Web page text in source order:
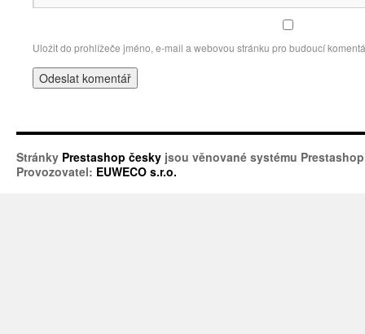
Uložit do prohlížeče jméno, e-mail a webovou stránku pro budoucí
Stránky Prestashop česky jsou věnované systému
Provozovatel: EUWECO s.r.o.